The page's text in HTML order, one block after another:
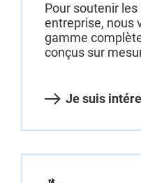
Pour soutenir
entreprise, nous
gamme
conçus sur
Je suis